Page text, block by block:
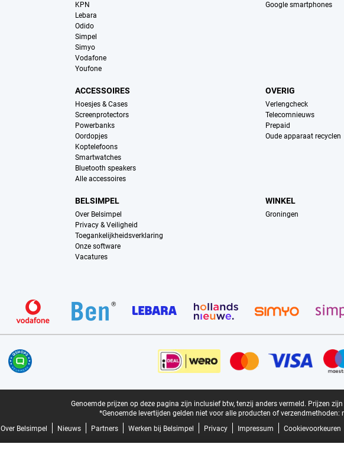
KPN
Lebara
Odido
Simpel
Simyo
Vodafone
Youfone
Google smartphones
ACCESSOIRES
Hoesjes & Cases
Screenprotectors
Powerbanks
Oordopjes
Koptelefoons
Smartwatches
Bluetooth speakers
Alle accessoires
OVERIG
Verlengcheck
Telecomnieuws
Prepaid
Oude apparaat recyclen
BELSIMPEL
Over Belsimpel
Privacy & Veiligheid
Toegankelijkheidsverklaring
Onze software
Vacatures
WINKEL
Groningen
Genoemde prijzen op deze pagina zijn inclusief btw, tenzij anders vermeld. Prijzen
*Genoemde levertijden gelden niet voor alle producten of verzendmethoden:
Over Belsimpel
Nieuws Partners Werken bij Belsimpel Privacy Impressum Cookievoorkeuren